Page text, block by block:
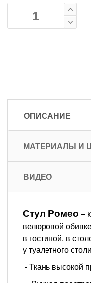
ОПИСАНИЕ
МАТЕРИАЛЫ И
ВИДЕО
Стул Ромео –
велюровой
в гостиной, в
у туалетного
- Ткань высокой